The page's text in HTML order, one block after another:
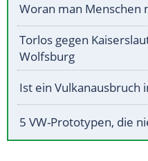
Woran man Menschen
Torlos gegen
Wolfsburg
Ist ein Vulkanausbruch
5 VW-Prototypen, die